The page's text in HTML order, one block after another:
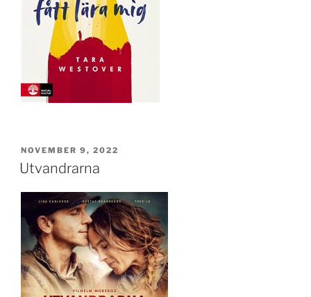
PUBLICERAT
NOVEMBER 9, 2022
Utvandrarna